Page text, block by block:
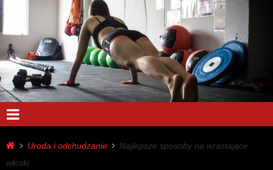
Uroda i odchudzanie
Najlepsze sposoby na wrastające
włoski